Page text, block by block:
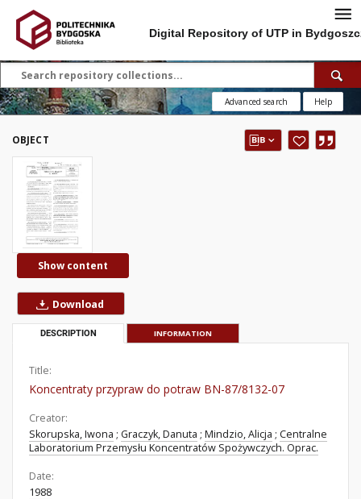
Digital Repository of UTP in
Advanced search Help
OBJECT
Show content
Download
DESCRIPTION INFORMATION
Title:
Koncentraty przypraw do potraw BN-87/8132-07
Creator:
Skorupska, Iwona ; Graczyk, Danuta ; Mindzio, Alicja ; Centralne
Laboratorium Przemysłu Koncentratów Spożywczych. Oprac.
Date:
1988